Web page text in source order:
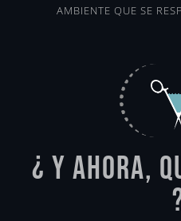
AMBIENTE QUE SE
¿ Y AHORA,